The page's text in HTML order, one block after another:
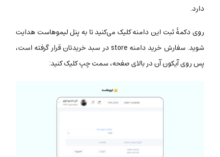
دارد.
روی دکمۀ ثبت این دامنه کلیک می‌کنید تا به پنل لیموهاست هدایت
شوید. سفارش خرید دامنه store در سبد خریدتان قرار گرفته است،
پس روی آیکون آن در بالای صفحه، سمت چپ کلیک کنید: